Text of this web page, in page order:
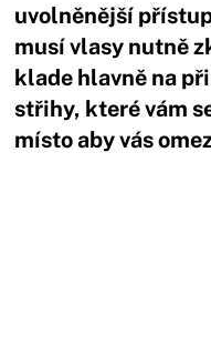
uvolněnější
musí vlasy nutně
klade hlavně na
střihy, které vám
místo aby vás